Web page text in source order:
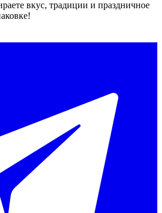
вкус, традиции и праздничное